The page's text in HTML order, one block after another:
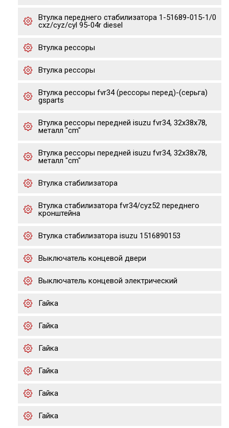
Втулка переднего стабилизатора 1-51689-015-1/0
cxz/cyz/cyl 95-04r diesel
Втулка рессоры
Втулка рессоры
Втулка рессоры fvr34 (рессоры перед)-(серьга)
gsparts
Втулка рессоры передней isuzu fvr34, 32x38x78,
металл "cm"
Втулка рессоры передней isuzu fvr34, 32x38x78,
металл "cm"
Втулка стабилизатора
Втулка стабилизатора fvr34/cyz52 переднего
кронштейна
Втулка стабилизатора isuzu 1516890153
Выключатель концевой двери
Выключатель концевой электрический
Гайка
Гайка
Гайка
Гайка
Гайка
Гайка